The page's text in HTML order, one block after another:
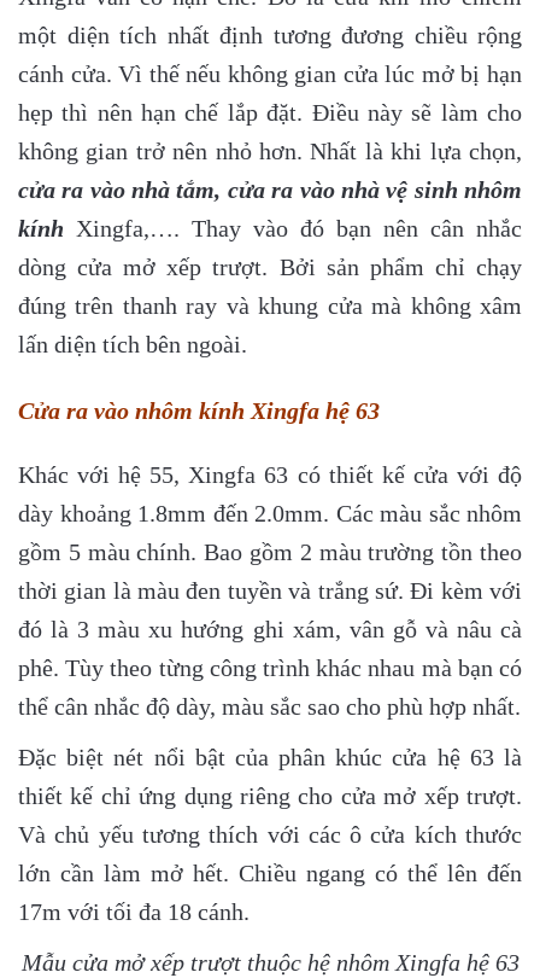
một diện tích nhất định tương đương chiều rộng
cánh cửa. Vì thế nếu không gian cửa lúc mở bị hạn
hẹp thì nên hạn chế lắp đặt. Điều này sẽ làm cho
không gian trở nên nhỏ hơn. Nhất là khi lựa chọn,
cửa ra vào nhà tắm, cửa ra vào nhà vệ sinh nhôm
kính Xingfa,…. Thay vào đó bạn nên cân nhắc
dòng cửa mở xếp trượt. Bởi sản phẩm chỉ chạy
đúng trên thanh ray và khung cửa mà không xâm
lấn diện tích bên ngoài.
Cửa ra vào nhôm kính Xingfa hệ 63
Khác với hệ 55, Xingfa 63 có thiết kế cửa với độ
dày khoảng 1.8mm đến 2.0mm. Các màu sắc nhôm
gồm 5 màu chính. Bao gồm 2 màu trường tồn theo
thời gian là màu đen tuyền và trắng sứ. Đi kèm với
đó là 3 màu xu hướng ghi xám, vân gỗ và nâu cà
phê. Tùy theo từng công trình khác nhau mà bạn có
thể cân nhắc độ dày, màu sắc sao cho phù hợp nhất.
Đặc biệt nét nổi bật của phân khúc cửa hệ 63 là
thiết kế chỉ ứng dụng riêng cho cửa mở xếp trượt.
Và chủ yếu tương thích với các ô cửa kích thước
lớn cần làm mở hết. Chiều ngang có thể lên đến
17m với tối đa 18 cánh.
Mẫu cửa mở xếp trượt thuộc hệ nhôm Xingfa hệ 63